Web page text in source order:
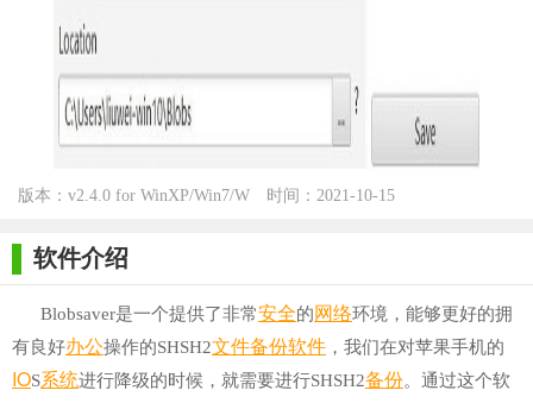
版本：v2.4.0 for WinXP/Win7/W
时间：2021-10-15
软件介绍
Blobsaver是一个提供了非常安全的网络环境，能够更好的拥
有良好办公操作的SHSH2文件备份软件 ，我们在对苹果手机的
IOS系统进行降级的时候，就需要进行SHSH2备份。通过这个软